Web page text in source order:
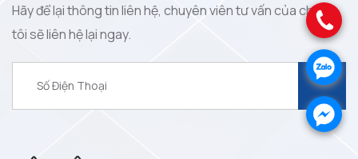
Hãy để lại thông tin liên hệ, chuyên viên tư vấn của chúng
tôi sẽ liên hệ lại ngay.
.
.
.